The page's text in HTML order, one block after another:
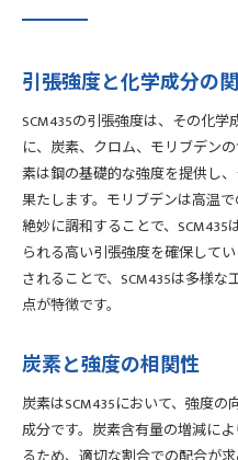
引張強度と化学成分の
SCM435の引張強度は、その化
に、炭素、クロム、モリブデン
素は鋼の基礎的な強度を提供し
果たします。モリブデンは高温
絶妙に調和することで、
られる高い引張強度を確保して
されることで、SCM435は多様
点が特徴です。
炭素と強度の相関性
炭素はSCM435において、強度
成分です。炭素含有量の増減に